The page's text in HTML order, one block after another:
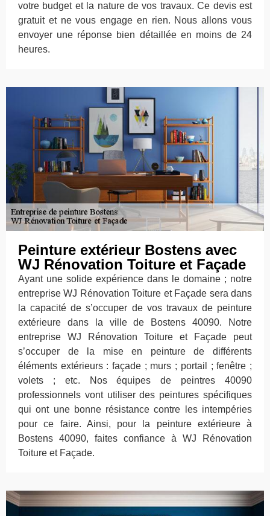
votre budget et la nature de vos travaux. Ce devis est
gratuit et ne vous engage en rien. Nous allons vous
envoyer une réponse bien détaillée en moins de 24
heures.
Peinture extérieur Bostens avec
WJ Rénovation Toiture et Façade
Ayant une solide expérience dans le domaine ; notre
entreprise WJ Rénovation Toiture et Façade sera dans
la capacité de s’occuper de vos travaux de peinture
extérieure dans la ville de Bostens 40090. Notre
entreprise WJ Rénovation Toiture et Façade peut
s’occuper de la mise en peinture de différents
éléments extérieurs : façade ; murs ; portail ; fenêtre ;
volets ; etc. Nos équipes de peintres 40090
professionnels vont utiliser des peintures spécifiques
qui ont une bonne résistance contre les intempéries
pour ce faire. Ainsi, pour la peinture extérieure à
Bostens 40090, faites confiance à WJ Rénovation
Toiture et Façade.